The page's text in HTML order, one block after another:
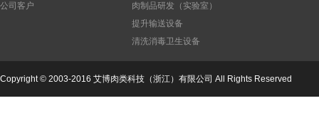
公司客户
肉制品研发（实验室）
设备
提升输送设备
清洗消毒卫生设备
Copyright © 2003-2016 艾博肉类科技（浙江）有限公司 All Rights Reserved